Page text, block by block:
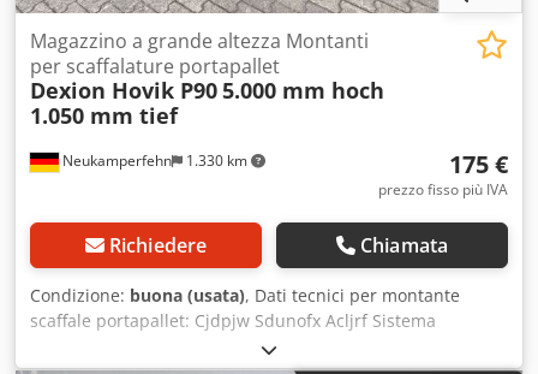
Neukamperfehn 1.330 km
Magazzino a grande altezza Montanti
per scaffalature portapallet
Dexion Hovik P905.000 mm hoch
1.050 mm tief
175 €
prezzo fisso più IVA
Richiedere Chiamata
Condizione: buona (usata), Dati tecnici per montante
scaffale portapallet: Cjdpjw Sdunofx Acljrf Sistema
scaffalature: Dexion (Hovik) Tipo: NS La fornitura